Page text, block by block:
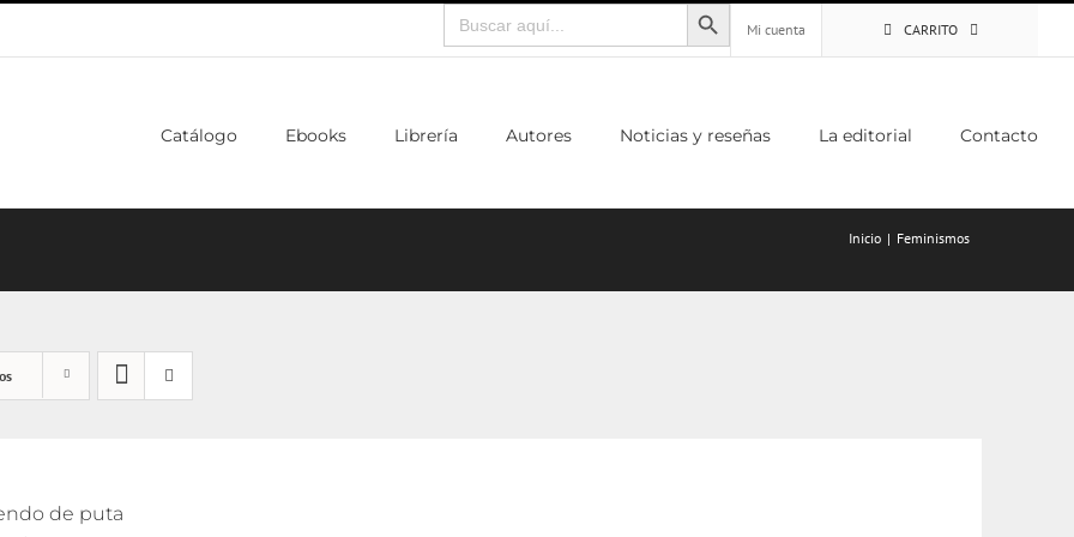
Buscar:
Mi cuenta
CARRITO
Catálogo Ebooks Librería Autores Noticias y reseñas La editorial Contacto
Inicio Feminismos
de puta